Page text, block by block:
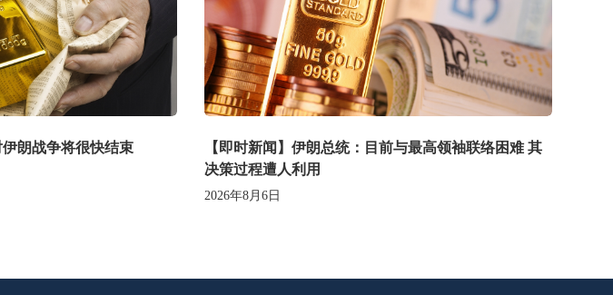
伊朗战争将很快结束
【即时新闻】伊朗总统：目前与最高领袖联络困难 其
决策过程遭人利用
2026年8月6日